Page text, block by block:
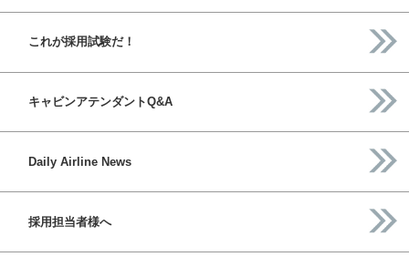
これが採用試験だ！
キャビンアテンダントQ&A
Daily Airline News
採用担当者様へ